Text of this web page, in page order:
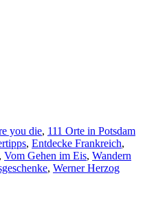
you die, 111 Orte in Potsdam
, Entdecke Frankreich,
Vom Gehen im Eis, Wandern
, Werner Herzog